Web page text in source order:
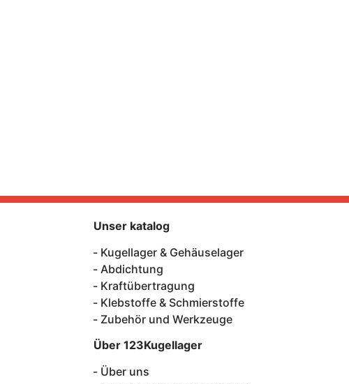
Unser katalog
Kugellager & Gehäuselager
Abdichtung
Kraftübertragung
Klebstoffe & Schmierstoffe
Zubehör und Werkzeuge
Über 123Kugellager
Über uns